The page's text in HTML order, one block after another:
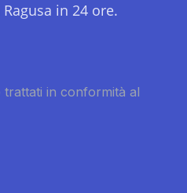
Ragusa in 24 ore.